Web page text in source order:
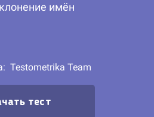
имён
Testometrika Team
тест